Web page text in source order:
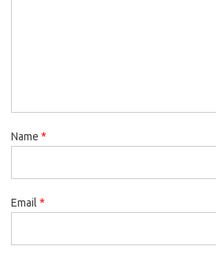
Name *
Email *